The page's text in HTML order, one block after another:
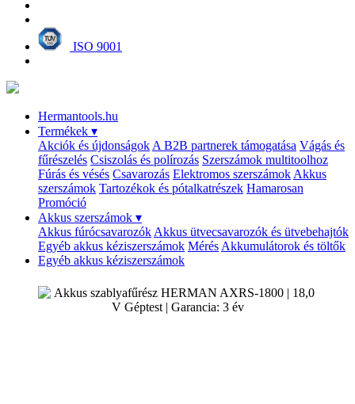
ISO 9001
Hermantools.hu
Termékek ▾
Akciók és újdonságok A B2B partnerek támogatása Vágás és
fűrészelés Csiszolás és polírozás Szerszámok multitoolhoz
Fúrás és vésés Csavarozás Elektromos szerszámok Akkus
szerszámok Tartozékok és pótalkatrészek Hamarosan
Promóció
Akkus szerszámok ▾
Akkus fúrócsavarozók Akkus ütvecsavarozók és ütvebehajtók
Egyéb akkus kéziszerszámok Mérés Akkumulátorok és töltők
Egyéb akkus kéziszerszámok